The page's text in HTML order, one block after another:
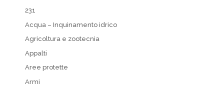
231
Acqua – Inquinamento idrico
Agricoltura e zootecnia
Appalti
Aree protette
Armi